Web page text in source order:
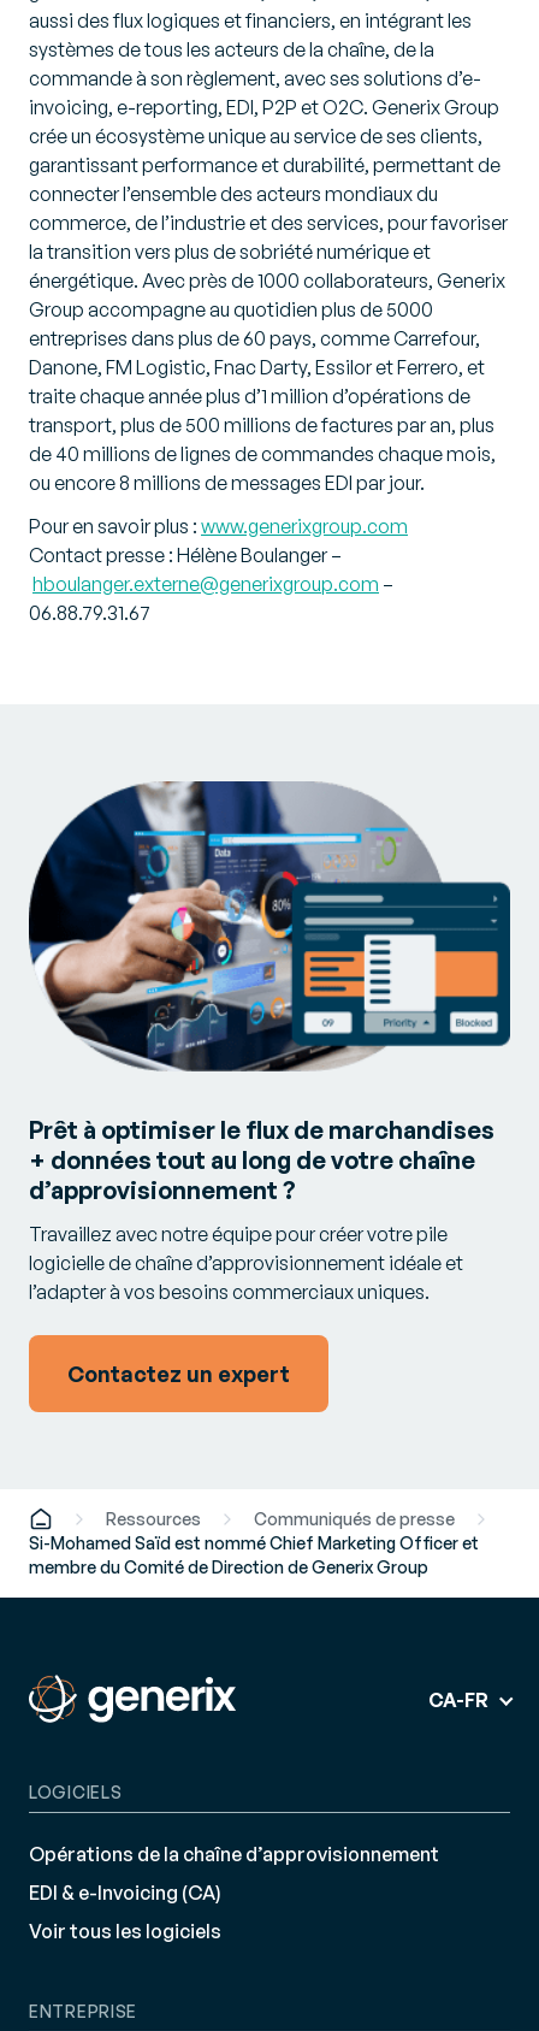
aussi des flux logiques et financiers, en intégrant les
systèmes de tous les acteurs de la chaîne, de la
commande à son règlement, avec ses solutions d’e-
invoicing, e-reporting, EDI, P2P et O2C. Generix Group
crée un écosystème unique au service de ses clients,
garantissant performance et durabilité, permettant de
connecter l’ensemble des acteurs mondiaux du
commerce, de l’industrie et des services, pour favoriser
la transition vers plus de sobriété numérique et
énergétique. Avec près de 1000 collaborateurs, Generix
Group accompagne au quotidien plus de 5000
entreprises dans plus de 60 pays, comme Carrefour,
Danone, FM Logistic, Fnac Darty, Essilor et Ferrero, et
traite chaque année plus d’1 million d’opérations de
transport, plus de 500 millions de factures par an, plus
de 40 millions de lignes de commandes chaque mois,
ou encore 8 millions de messages EDI par jour.
Pour en savoir plus : www.generixgroup.com
Contact presse : Hélène Boulanger –
hboulanger.externe@generixgroup.com –
06.88.79.31.67
Prêt à optimiser le flux de marchandises
+ données tout au long de votre chaîne
d’approvisionnement ?
Travaillez avec notre équipe pour créer votre pile
logicielle de chaîne d’approvisionnement idéale et
l’adapter à vos besoins commerciaux uniques.
Contactez un expert
Ressources
Communiqués de presse
Si-Mohamed Saïd est nommé Chief Marketing Officer et
membre du Comité de Direction de Generix Group
CA-FR
LOGICIELS
Opérations de la chaîne d’approvisionnement
EDI & e-Invoicing (CA)
Voir tous les logiciels
ENTREPRISE